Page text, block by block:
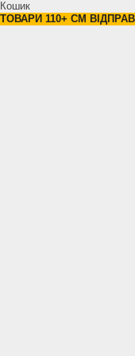
Кошик
ТОВАРИ 110+ СМ